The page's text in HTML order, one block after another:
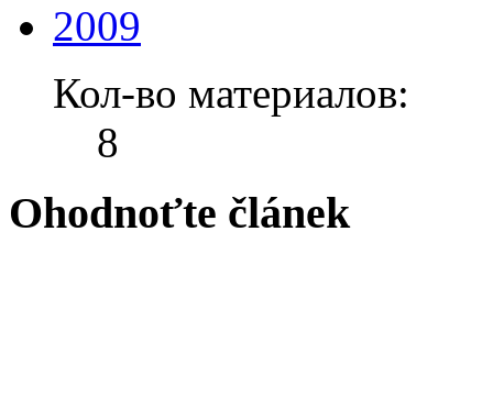
2009
Кол-во материалов:
8
Ohodnoťte článek